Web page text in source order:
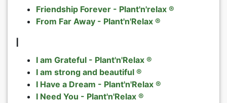
Friendship Forever - Plant'n'relax ®
From Far Away - Plant'n'Relax ®
I
I am Grateful - Plant'n'Relax ®
I am strong and beautiful ®
I Have a Dream - Plant'n'Relax ®
I Need You - Plant'n'Relax ®